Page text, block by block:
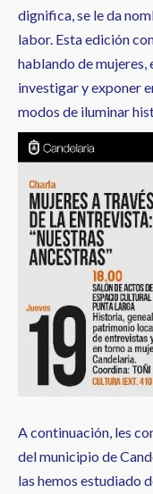
dignifica, se le da
labor. Esta edición
hablando de mujeres,
investigar y exponer
modos de iluminar
A continuación, les
del municipio de
las hemos estudiado